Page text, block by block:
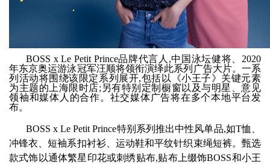
BOSS x Le Petit Prince品牌代言人,中国泳坛健将、2020
年东京奥运游泳冠军汪顺将领衔演绎此系列广告大片。一系
列活动将围绕该限定系列展开,包括以《小王子》关键元素
为主题的上海限时店;另有特别定制橱窗以及与明星、意见
领袖和媒体人的合作。社交媒体广告将在多个本地平台发
布。
BOSS x Le Petit Prince特别系列推出中性风单品,如T恤、
冲锋衣、短袖系扣衬衫、运动鞋和平纹针织束绳短裤。甄选
款式饰以通体繁星印花或刺绣贴布,贴布上缀饰BOSS和小王